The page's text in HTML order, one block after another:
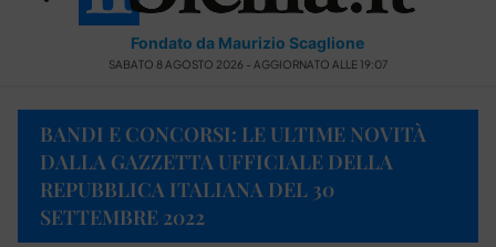
Fondato da Maurizio Scaglione
SABATO 8 AGOSTO 2026 - AGGIORNATO ALLE 19:07
BANDI E CONCORSI: LE ULTIME NOVITÀ
DALLA GAZZETTA UFFICIALE DELLA
REPUBBLICA ITALIANA DEL 30
SETTEMBRE 2022